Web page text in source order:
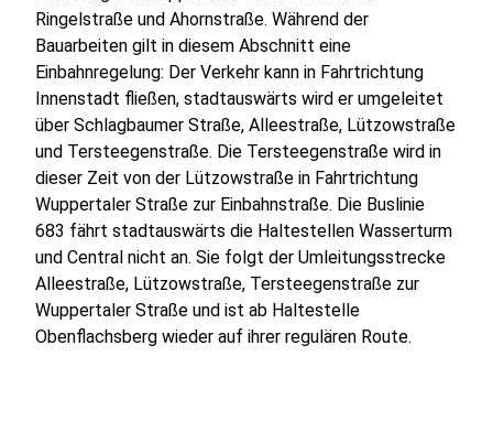
Ringelstraße und Ahornstraße. Während der
Bauarbeiten gilt in diesem Abschnitt eine
Einbahnregelung: Der Verkehr kann in Fahrtrichtung
Innenstadt fließen, stadtauswärts wird er umgeleitet
über Schlagbaumer Straße, Alleestraße, Lützowstraße
und Tersteegenstraße. Die Tersteegenstraße wird in
dieser Zeit von der Lützowstraße in Fahrtrichtung
Wuppertaler Straße zur Einbahnstraße. Die Buslinie
683 fährt stadtauswärts die Haltestellen Wasserturm
und Central nicht an. Sie folgt der Umleitungsstrecke
Alleestraße, Lützowstraße, Tersteegenstraße zur
Wuppertaler Straße und ist ab Haltestelle
Obenflachsberg wieder auf ihrer regulären Route.